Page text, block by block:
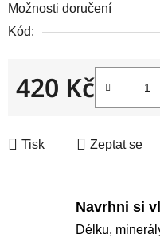
Možnosti doručení
Kód:
420 Kč
Tisk Zeptat se
Navrhni si
Délku,